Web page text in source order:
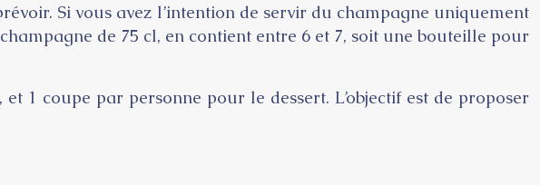
Si vous avez l’intention de servir du champagne uniquement
de 75 cl, en contient entre 6 et 7, soit une bouteille pour
1 coupe par personne pour le dessert. L’objectif est de proposer